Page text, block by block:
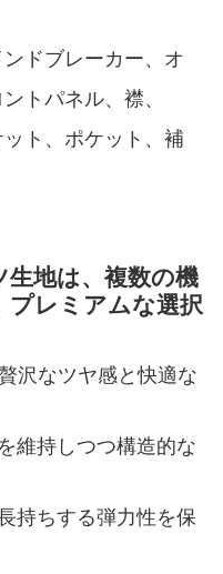
ドブレーカー、オ
トパネル、襟、
ト、ポケット、補
地は、複数の機
プレミアムな選択
沢なツヤ感と快適な
維持しつつ構造的な
持ちする弾力性を保